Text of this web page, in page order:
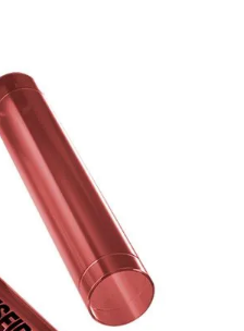
pão
macarrão
iogurte